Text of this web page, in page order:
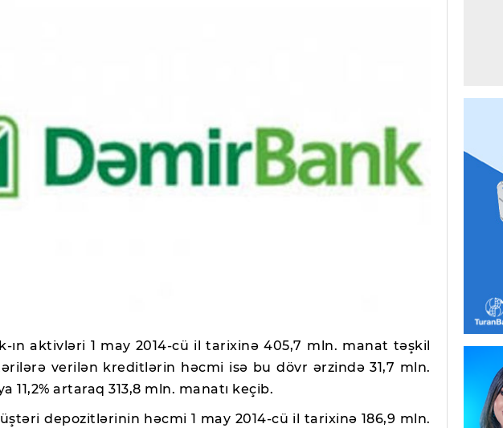
ın aktivləri 1 may 2014-cü il tarixinə 405,7 mln. manat təşkil
verilən kreditlərin həcmi isə bu dövr ərzində 31,7 mln.
11,2% artaraq 313,8 mln. manatı keçib.
depozitlərinin həcmi 1 may 2014-cü il tarixinə 186,9 mln.